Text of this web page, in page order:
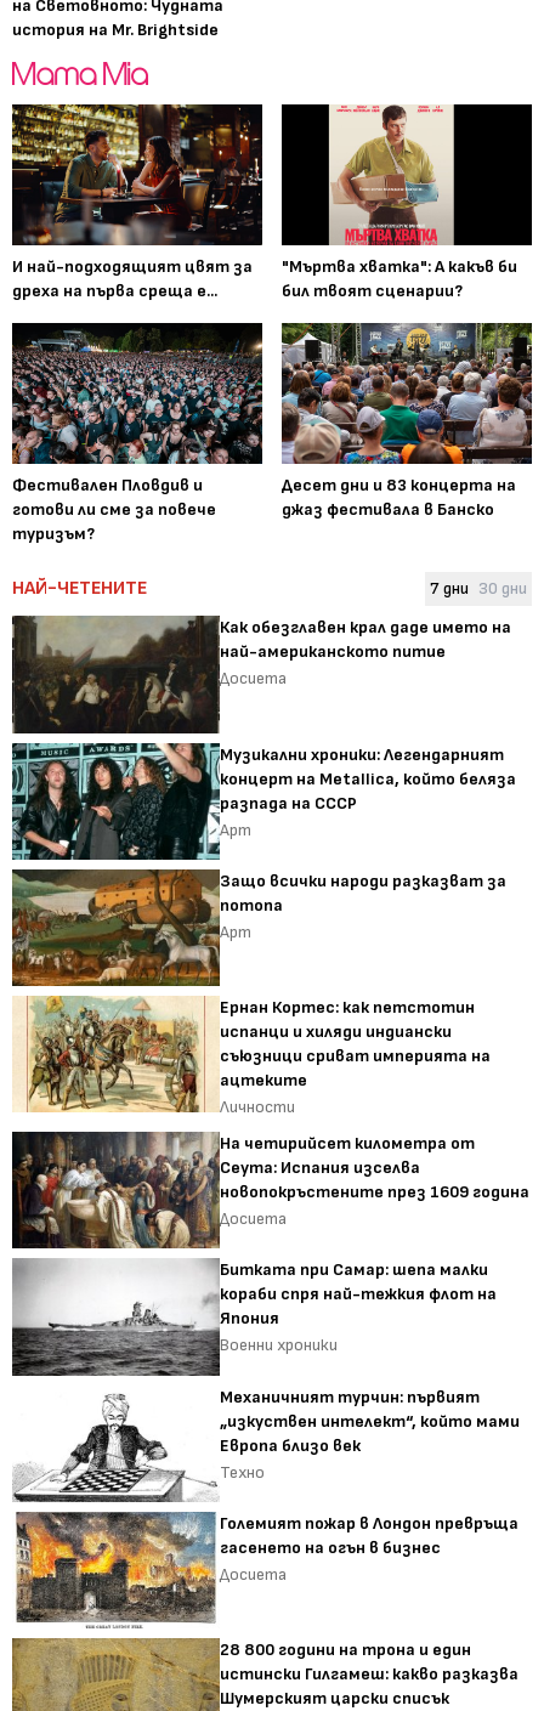
на Световното: Чудната
история на Mr. Brightside
И най-подходящият цвят за
дреха на първа среща е...
"Мъртва хватка": А какъв би
бил твоят сценарии?
Фестивален Пловдив и
готови ли сме за повече
туризъм?
Десет дни и 83 концерта на
джаз фестивала в Банско
НАЙ-ЧЕТЕНИТЕ 7 дни 30 дни
Как обезглавен крал даде името на
най-американското питие
Досиета
Музикални хроники: Легендарният
концерт на Metallica, който беляза
разпада на СССР
Арт
Защо всички народи разказват за
потопа
Арт
Ернан Кортес: как петстотин
испанци и хиляди индиански
съюзници сриват империята на
ацтеките
Личности
На четирийсет километра от
Сеута: Испания изселва
новопокръстените през 1609 година
Досиета
Битката при Самар: шепа малки
кораби спря най-тежкия флот на
Япония
Военни хроники
Механичният турчин: първият
„изкуствен интелект“, който мами
Европа близо век
Техно
Големият пожар в Лондон превръща
гасенето на огън в бизнес
Досиета
28 800 години на трона и един
истински Гилгамеш: какво разказва
Шумерският царски списък